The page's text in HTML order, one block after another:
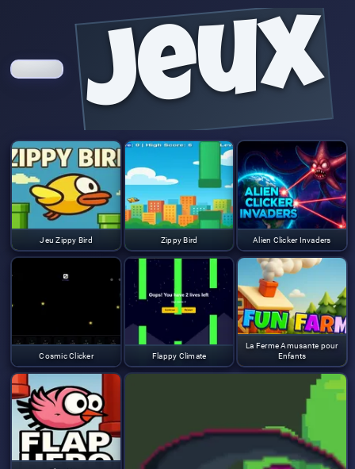
jeux
Jeu Zippy Bird Zippy Bird Alien Clicker Invaders
Cosmic Clicker Flappy Climate
La Ferme Amusante pour
Enfants